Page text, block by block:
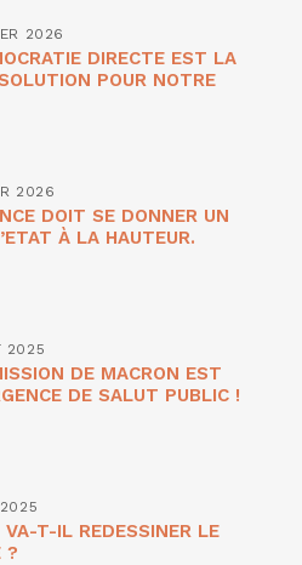
2026
DIRECTE EST LA
POUR NOTRE
2026
DOIT SE DONNER UN
À LA HAUTEUR.
2025
DE MACRON EST
DE SALUT PUBLIC !
VA-T-IL REDESSINER LE
?